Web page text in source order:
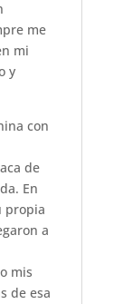
me
mi
y
con
de
En
propia
a
mis
de esa